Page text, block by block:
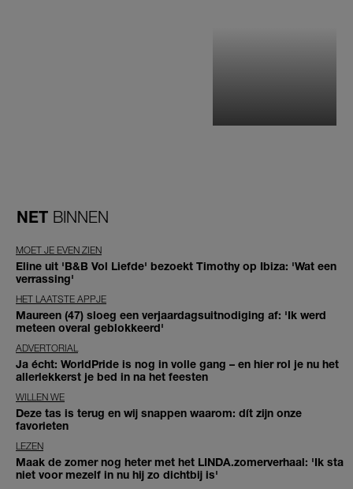
NET BINNEN
MOET JE EVEN ZIEN
Eline uit 'B&B Vol Liefde' bezoekt Timothy op Ibiza: 'Wat een
verrassing'
HET LAATSTE APPJE
Maureen (47) sloeg een verjaardagsuitnodiging af: 'Ik werd
meteen overal geblokkeerd'
ADVERTORIAL
Ja écht: WorldPride is nog in volle gang – en hier rol je nu het
allerlekkerst je bed in na het feesten
WILLEN WE
Deze tas is terug en wij snappen waarom: dít zijn onze
favorieten
LEZEN
Maak de zomer nog heter met het LINDA.zomerverhaal: 'Ik sta
niet voor mezelf in nu hij zo dichtbij is'